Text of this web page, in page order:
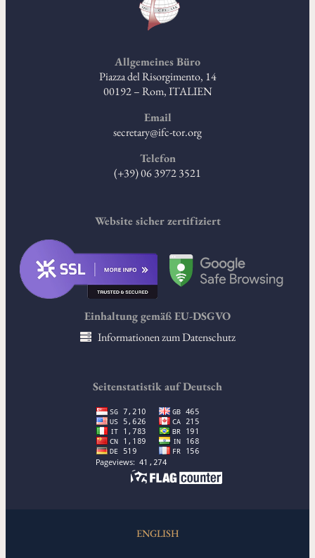
Allgemeines Büro
Piazza del Risorgimento, 14
00192 – Rom, ITALIEN
Email
secretary@ifc-tor.org
Telefon
(+39) 06 3972 3521
Website sicher zertifiziert
Einhaltung gemäß EU-DSGVO
Informationen zum Datenschutz
Seitenstatistik auf Deutsch
ENGLISH